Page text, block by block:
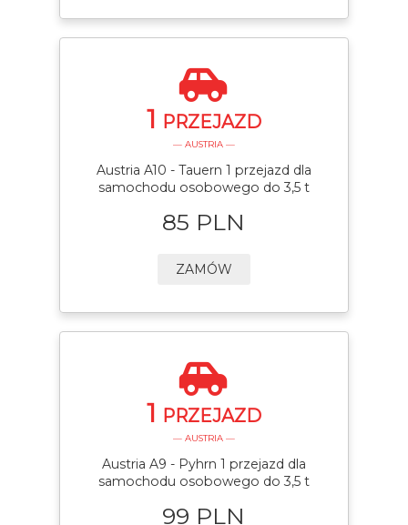
1 PRZEJAZD
— AUSTRIA —
Austria A10 - Tauern 1 przejazd dla
samochodu osobowego do 3,5 t
85 PLN
ZAMÓW
1 PRZEJAZD
— AUSTRIA —
Austria A9 - Pyhrn 1 przejazd dla
samochodu osobowego do 3,5 t
99 PLN